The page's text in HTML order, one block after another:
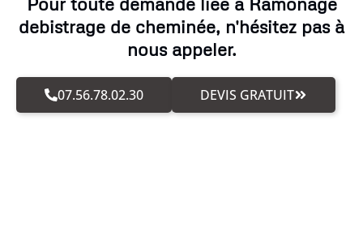
debistrage de cheminée, n'hésitez pas à
nous appeler.
07.56.78.02.30 DEVIS GRATUIT